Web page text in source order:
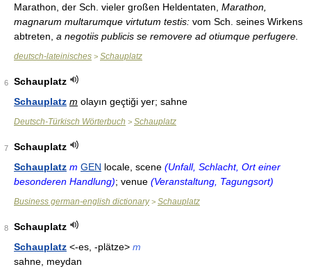
Marathon, der Sch. vieler großen Heldentaten, Marathon,
magnarum multarumque virtutum testis: vom Sch. seines Wirkens
abtreten, a negotiis publicis se removere ad otiumque perfugere.
deutsch-lateinisches > Schauplatz
6
Schauplatz
Schauplatz m olayın geçtiği yer; sahne
Deutsch-Türkisch Wörterbuch > Schauplatz
7
Schauplatz
Schauplatz m GEN locale, scene (Unfall, Schlacht, Ort einer
besonderen Handlung); venue (Veranstaltung, Tagungsort)
Business german-english dictionary> Schauplatz
8
Schauplatz
Schauplatz <-es, -plätze> m
sahne, meydan